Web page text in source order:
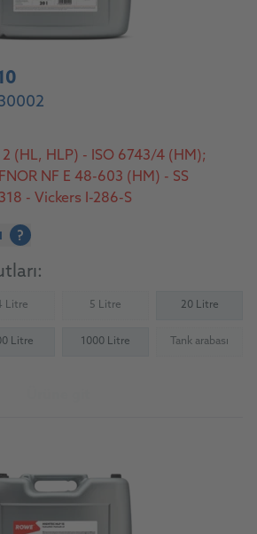
(HL, HLP) - ISO 6743/4 (HM);
NF E 48-603 (HM) - SS
- Vickers I-286-S
?
Litre
(Not available) 5 Litre(Not available) 20 Litre
Litre 1000 Litre Tank arabası
(Not